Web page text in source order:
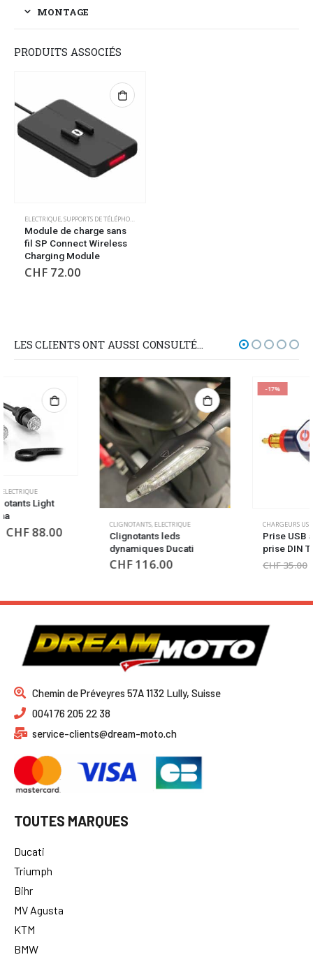
MONTAGE
PRODUITS ASSOCIÉS
ELECTRIQUE,SUPPORTS DE TÉLÉPHONE/GPS
Module de charge sans
fil SP Connect Wireless
Charging Module
CHF 72.00
LES CLIENTS ONT AUSSI CONSULTÉ…
Clignotants leds
-17%
CHARGEURS USB ELECTRIQUE
Prise USB à installer sur
prise DIN Tecmate
29.00
Chemin de Préveyres 57A 1132 Lully, Suisse
0041 76 205 22 38
service-clients@dream-moto.ch
TOUTES MARQUES
Ducati
Triumph
Bihr
MV Agusta
KTM
BMW